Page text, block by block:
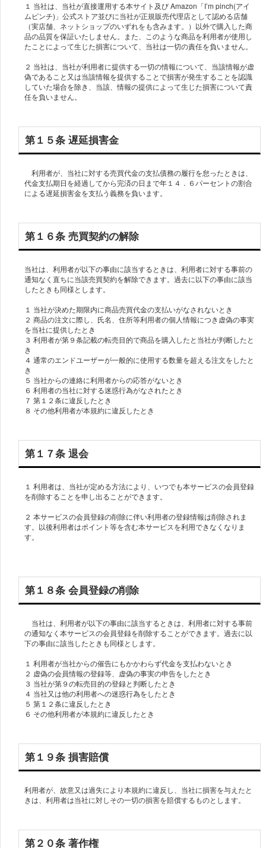
１ 当社は、当社が直接運用する本サイト及び Amazon「I’m pinch(アイ
ムピンチ)」公式ストア並びに当社が正規販売代理店として認める店舗
（実店舗、ネットショップのいずれをも含みます。）以外で購入した商
品の品質を保証いたしません。また、このような商品を利用者が使用し
たことによって生じた損害について、当社は一切の責任を負いません。
２ 当社は、当社が利用者に提供する一切の情報について、当該情報が虚
偽であること又は当該情報を提供することで損害が発生することを認識
していた場合を除き、当該、情報の提供によって生じた損害について責
第１５条 遅延損害金
利用者が、当社に対する売買代金の支払債務の履行を怠ったときは、
代金支払期日を経過してから完済の日まで年１４．６パーセントの割合
による遅延損害金を支払う義務を負います。
第１６条 売買契約の解除
当社は、利用者が以下の事由に該当するときは、利用者に対する事前の
通知なく直ちに当該売買契約を解除できます。過去に以下の事由に該当
したときも同様とします。
１ 当社が決めた期限内に商品売買代金の支払いがなされないとき
２ 商品の注文に際し、氏名、住所等利用者の個人情報につき虚偽の事実
を当社に提供したとき
３ 利用者が第９条記載の転売目的で商品を購入したと当社が判断したと
き
４ 通常のエンドユーザーが一般的に使用する数量を超える注文をしたと
き
５ 当社からの連絡に利用者からの応答がないとき
６ 利用者の当社に対する迷惑行為がなされたとき
７ 第１２条に違反したとき
８ その他利用者が本規約に違反したとき
第１７条 退会
１ 利用者は、当社が定める方法により、いつでも本サービスの会員登録
を削除することを申し出ることができます。
２ 本サービスの会員登録の削除に伴い利用者の登録情報は削除されま
す。以後利用者はポイント等を含む本サービスを利用できなくなりま
す。
第１８条 会員登録の削除
当社は、利用者が以下の事由に該当するときは、利用者に対する事前
の通知なく本サービスの会員登録を削除することができます。過去に以
下の事由に該当したときも同様とします。
１ 利用者が当社からの催告にもかかわらず代金を支払わないとき
２ 虚偽の会員情報の登録等、虚偽の事実の申告をしたとき
３ 当社が第９の転売目的の登録と判断したとき
４ 当社又は他の利用者への迷惑行為をしたとき
５ 第１２条に違反したとき
第１９条 損害賠償
利用者が、故意又は過失により本規約に違反し、当社に損害を与えたと
第２０条 著作権